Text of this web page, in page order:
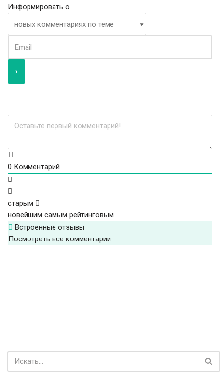
Информировать о
0 Комментарий
старым
новейшим самым рейтинговым
Встроенные отзывы
Посмотреть все комментарии